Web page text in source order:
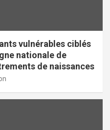
vulnérables ciblés
nationale de
de naissances